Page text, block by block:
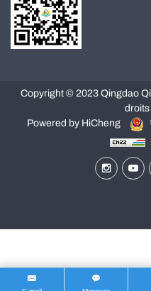
Copyright © 2023 Qingdao
Powered by HiCheng